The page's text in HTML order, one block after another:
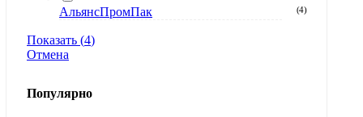
АльянсПромПак (4)
Показать (4)
Отмена
Популярно